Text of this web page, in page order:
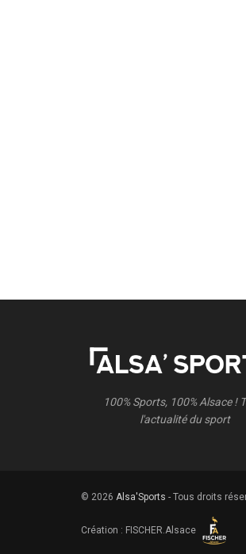
100% Sports, 100% Alsace !
l'actualité du sport
© 2026 Alsa'Sports - Tous droits
Création : FISCHER.Alsace